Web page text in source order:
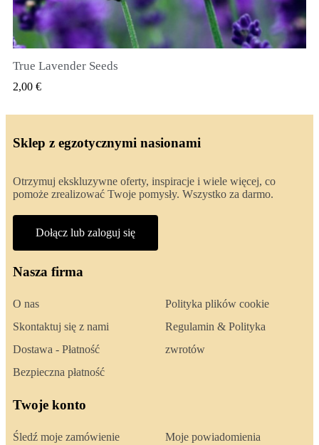
SZYBKI PODGLĄD
True Lavender Seeds
2,00 €
Sklep z egzotycznymi nasionami
Otrzymuj ekskluzywne oferty, inspiracje i wiele więcej, co
pomoże zrealizować Twoje pomysły. Wszystko za darmo.
Dołącz lub zaloguj się
Nasza firma
O nas
Skontaktuj się z nami
Dostawa - Płatność
Bezpieczna płatność
Polityka plików cookie
Regulamin & Polityka
zwrotów
Twoje konto
Śledź moje zamówienie Moje powiadomienia